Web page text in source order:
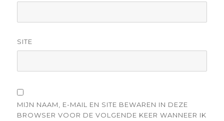
SITE
MIJN NAAM, E-MAIL EN SITE BEWAREN IN DEZE
BROWSER VOOR DE VOLGENDE KEER WANNEER IK